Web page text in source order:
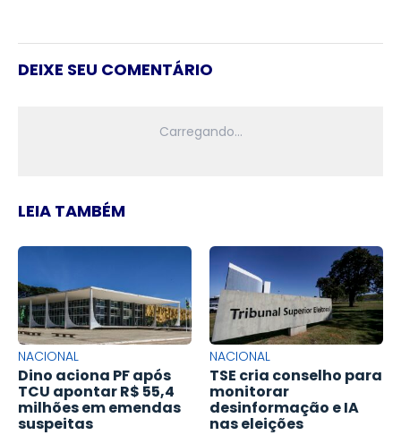
DEIXE SEU COMENTÁRIO
LEIA TAMBÉM
NACIONAL
Dino aciona PF após
TCU apontar R$ 55,4
milhões em emendas
suspeitas
NACIONAL
TSE cria conselho para
monitorar
desinformação e IA
nas eleições